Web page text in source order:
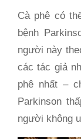
Cà phê có
bệnh
người này
các tác giả
phê nhất –
Parkinson
người không